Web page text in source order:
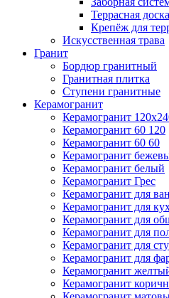
Террасная
Крепёж для
Искусственная трава
Гранит
Бордюр гранитный
Гранитная плитка
Ступени гранитные
Керамогранит
Керамогранит
Керамогранит 60 120
Керамогранит 60 60
Керамогранит
Керамогранит белый
Керамогранит Грес
Керамогранит для
Керамогранит для
Керамогранит для
Керамогранит для
Керамогранит для
Керамогранит для
Керамогранит
Керамогранит